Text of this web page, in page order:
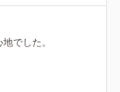
でした。